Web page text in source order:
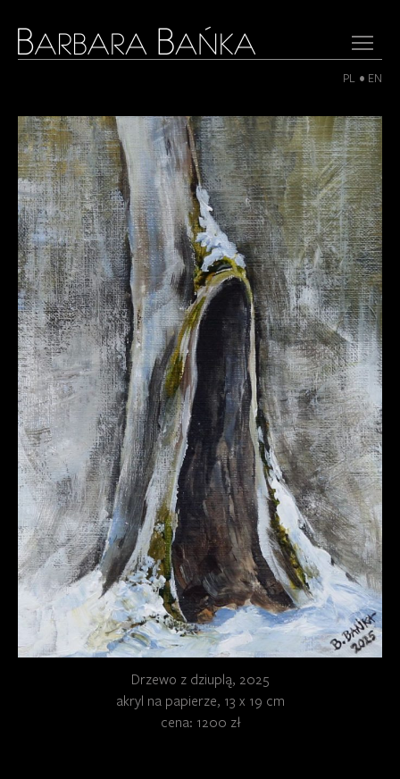
PL EN
Drzewo z dziuplą, 2025
akryl na papierze, 13 x 19 cm
cena: 1200 zł